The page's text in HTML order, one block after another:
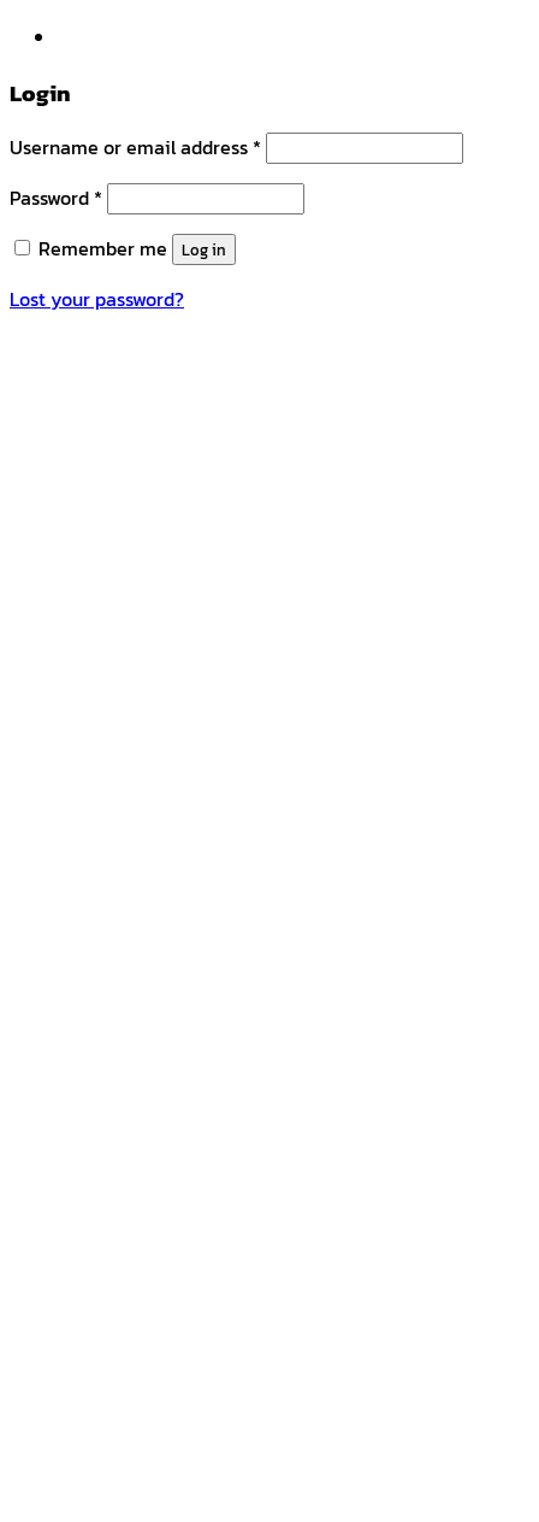
Login
Username or email address *
Password *
Remember me
Log in
Lost your password?